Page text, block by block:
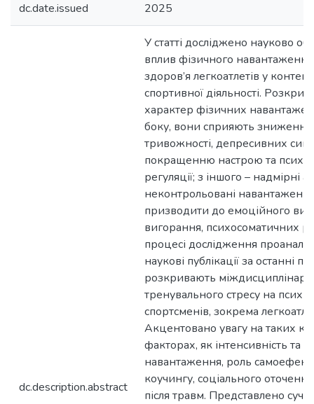
dc.date.issued 2025
dc.description.abstract
У статті досліджено науково
вплив фізичного
здоров’я легкоатлетів у
спортивної діяльності.
характер фізичних
боку, вони сприяють
тривожності, депресивних
покращенню настрою та
регуляції; з іншого – надмірні
неконтрольовані
призводити до емоційного
вигорання, психосоматичних
процесі дослідження
наукові публікації за останні
розкривають
тренувального стресу на
спортсменів, зокрема
Акцентовано увагу на таких
факторах, як інтенсивність та
навантаження, роль
коучингу, соціального оточення
після травм. Представлено